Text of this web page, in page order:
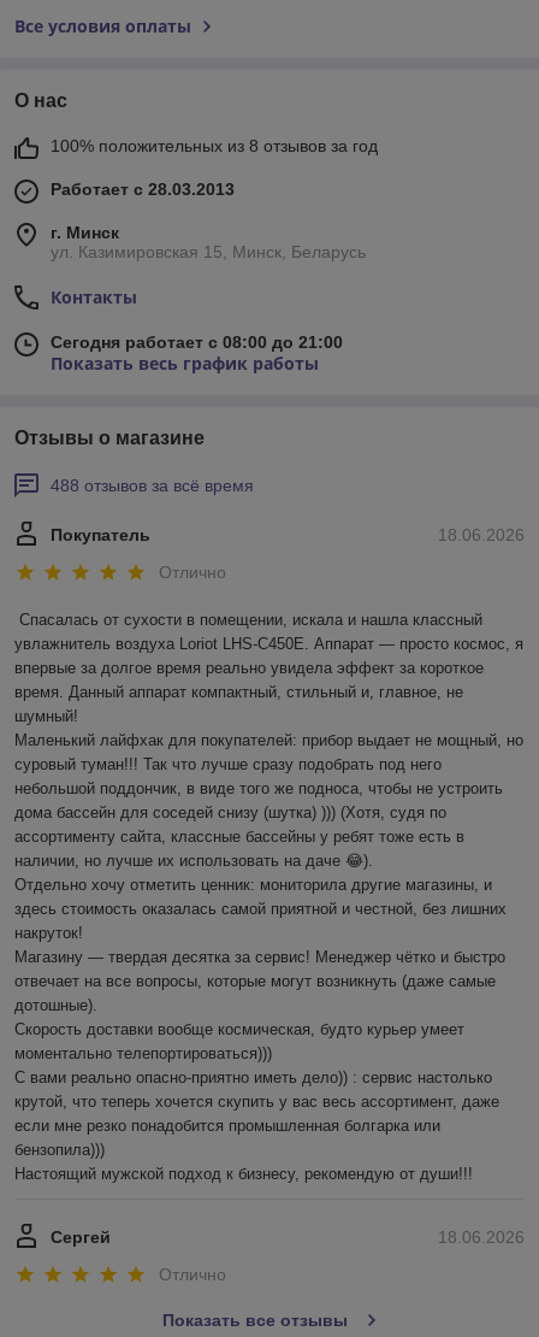
Все условия оплаты
О нас
100% положительных из 8 отзывов за год
Работает с 28.03.2013
г. Минск
ул. Казимировская 15, Минск, Беларусь
Контакты
Сегодня работает с 08:00 до 21:00
Показать весь график работы
Отзывы о магазине
488 отзывов за всё время
18.06.2026
Покупатель
Отлично
Спасалась от сухости в помещении, искала и нашла классный
увлажнитель воздуха Loriot LHS-C450E. Аппарат — просто космос, я
впервые за долгое время реально увидела эффект за короткое
время. Данный аппарат компактный, стильный и, главное, не
шумный!
Маленький лайфхак для покупателей: прибор выдает не мощный, но
суровый туман!!! Так что лучше сразу подобрать под него
небольшой поддончик, в виде того же подноса, чтобы не устроить
дома бассейн для соседей снизу (шутка) ))) (Хотя, судя по
ассортименту сайта, классные бассейны у ребят тоже есть в
наличии, но лучше их использовать на даче 😂).
Отдельно хочу отметить ценник: мониторила другие магазины, и
здесь стоимость оказалась самой приятной и честной, без лишних
накруток!
Магазину — твердая десятка за сервис! Менеджер чётко и быстро
отвечает на все вопросы, которые могут возникнуть (даже самые
дотошные).
Скорость доставки вообще космическая, будто курьер умеет
моментально телепортироваться)))
С вами реально опасно-приятно иметь дело)) : сервис настолько
крутой, что теперь хочется скупить у вас весь ассортимент, даже
если мне резко понадобится промышленная болгарка или
бензопила)))
Настоящий мужской подход к бизнесу, рекомендую от души!!!
18.06.2026
Сергей
Отлично
Показать все отзывы